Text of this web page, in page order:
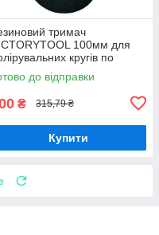
тримач
100мм для
кругів по
(100М14Р)
до відправки
₴ 315,79 ₴
Купити